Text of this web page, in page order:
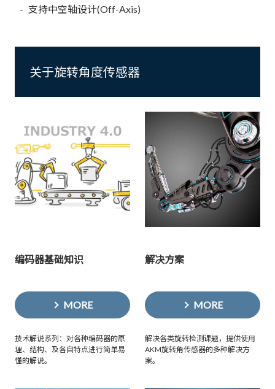
支持中空轴设计(Off-Axis)
关于旋转角度传感器
编码器基础知识
MORE
技术解说系列：对各种编码器的原
理、结构、及各自特点进行简单易
懂的解说。
解决方案
MORE
解决各类旋转检测课题，提供使用
AKM旋转角传感器的多种解决方
案。